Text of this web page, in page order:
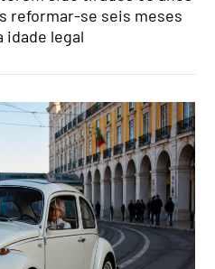
reformar-se seis meses
idade legal